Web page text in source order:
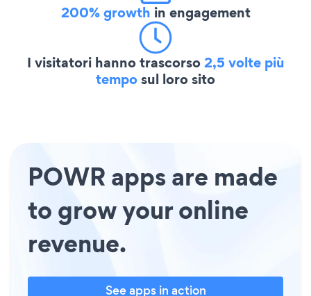
200% growth in engagement
I visitatori hanno trascorso2,5 volte più
temposul loro sito
POWR apps are made
to grow your online
revenue.
See apps in action